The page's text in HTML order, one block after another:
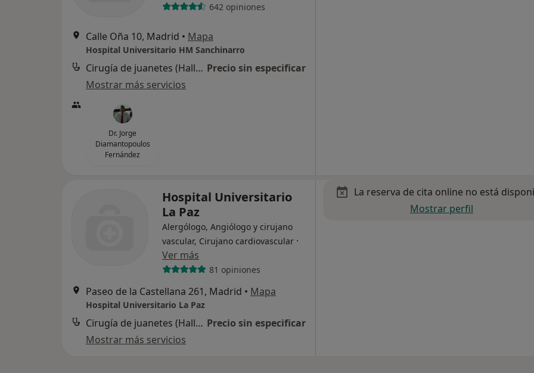
642 opiniones
Calle Oña 10, Madrid • Mapa
Hospital Universitario HM Sanchinarro
Cirugía de juanetes (Hallux valgus) Precio sin especificar
Mostrar más servicios
Dr. Jorge
Diamantopoulos
Fernández
Hospital Universitario
La Paz
Alergólogo, Angiólogo y cirujano
vascular, Cirujano cardiovascular ·
Ver más
81 opiniones
Paseo de la Castellana 261, Madrid • Mapa
Hospital Universitario La Paz
Cirugía de juanetes (Hallux valgus) Precio sin especificar
Mostrar más servicios
La reserva de cita online no está
Mostrar perfil